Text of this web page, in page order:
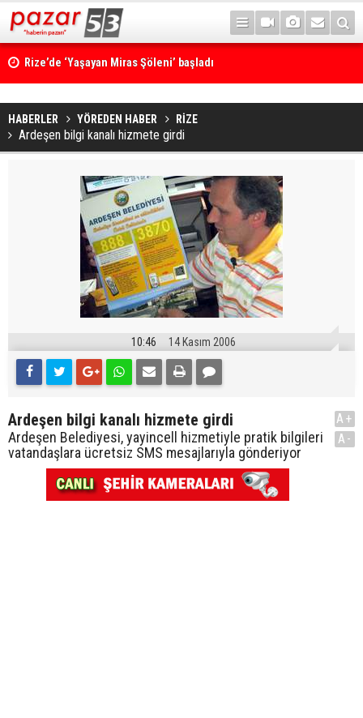
Rize’de ‘Yaşayan Miras Şöleni’ başladı
HABERLER YÖREDEN HABER RİZE
Ardeşen bilgi kanalı hizmete girdi
10:46 14 Kasım 2006
Ardeşen bilgi kanalı hizmete girdi
Ardeşen Belediyesi, yayincell hizmetiyle pratik bilgileri
vatandaşlara ücretsiz SMS mesajlarıyla gönderiyor
A+
A-